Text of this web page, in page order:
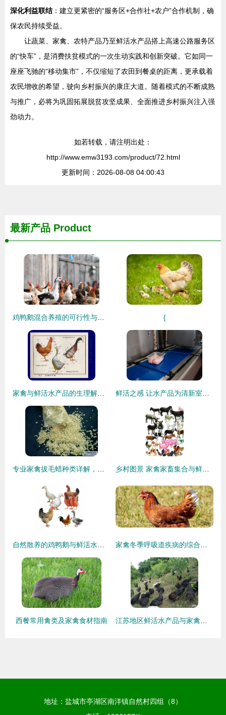
深化利益联结：建立更紧密的“服务区+合作社+农户”合作机制，确
保农民持续受益。
让蔬菜、家禽、农特产品乃至鲜活水产品搭上高速公路服务区
的“快车”，是消费扶贫模式的一次生动实践和创新突破。它如同一
座座飞驰的“移动集市”，不仅缩短了农田到餐桌的距离，更承载着
农民增收的希望，驶向乡村振兴的康庄大道。随着模式的不断成熟
与推广，必将为巩固拓展脱贫攻坚成果、全面推进乡村振兴注入强
劲动力。
如若转载，请注明出处：
http://www.emw3193.com/product/72.html
更新时间：2026-08-08 04:00:43
最新产品 Product
{
西餐常用禽类及家禽食材指南
地址：盐城市亭湖区南洋镇自然村四组（8）